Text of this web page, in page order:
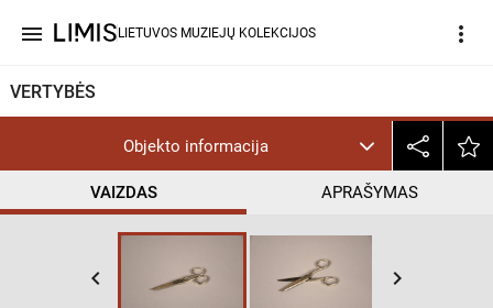
menu LIETUVOS MUZIEJŲ KOLEKCIJOS more_vert
VERTYBĖS
Objekto informacija
VAIZDAS APRAŠYMAS
keyboard_arrow_left keyboard_arrow_right